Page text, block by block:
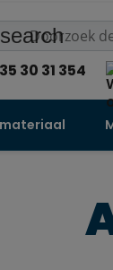
search
30 31 354